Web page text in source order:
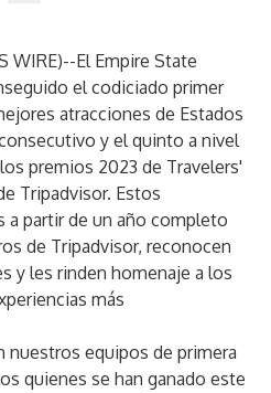
WIRE)--El Empire State
el codiciado primer
atracciones de Estados
y el quinto a nivel
premios 2023 de Travelers'
Tripadvisor. Estos
a partir de un año completo
de Tripadvisor, reconocen
y les rinden homenaje a los
más
nuestros equipos de primera
quienes se han ganado este